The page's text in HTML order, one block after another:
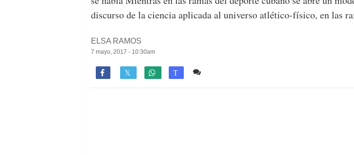
discurso de la ciencia aplicada al universo atlético-físico, en las
ELSA RAMOS
7 mayo, 2017 - 10:30am
 T